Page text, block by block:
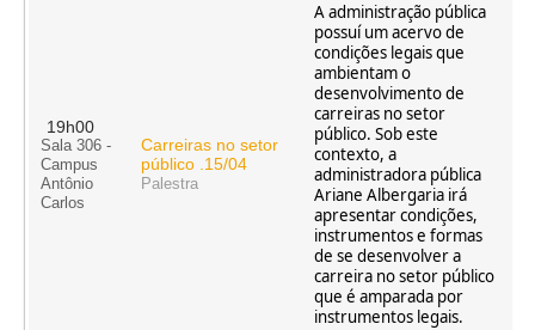
19h00
Sala 306 -
Campus
Antônio
Carlos
Carreiras no setor
público .15/04
Palestra
A administração pública
possuí um acervo de
condições legais que
ambientam o
desenvolvimento de
carreiras no setor
público. Sob este
contexto, a
administradora pública
Ariane Albergaria irá
apresentar condições,
instrumentos e formas
de se desenvolver a
carreira no setor público
que é amparada por
instrumentos legais.